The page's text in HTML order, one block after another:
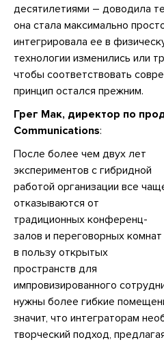
десятилетиями – доводила
она стала максимально
интегрировала ее в
технологии изменились или
чтобы соответствовать
принцип остался прежним.
Грег Мак, директор по
Communications:
После более чем двух лет
экспериментов с гибридной
работой организации все
отказываются от
традиционных конференц-
залов и переговорных комнат
в пользу открытых
пространств для
импровизированного
нужны более гибкие
значит, что интеграторам
творческий подход,